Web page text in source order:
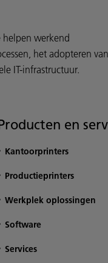
werkend
het adopteren van
IT-infrastructuur.
en
Kantoorprinters
Productieprinters
Werkplek oplossingen
Software
Services